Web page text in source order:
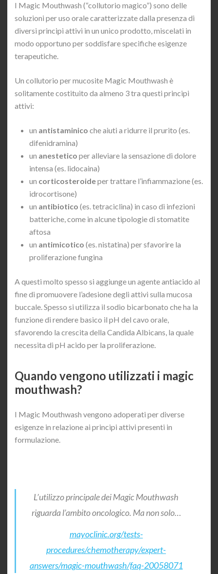
I Magic Mouthwash (“collutorio magico”) sono delle
soluzioni per uso orale caratterizzate dalla presenza di
diversi principi attivi in un unico prodotto, miscelati in
modo opportuno per soddisfare specifiche esigenze
terapeutiche.
Un collutorio per mucosite Magic Mouthwash è
solitamente costituito da almeno 3 tra questi principi
attivi:
un antistaminico che aiuti a ridurre il prurito (es.
difenidramina)
un anestetico per alleviare la sensazione di dolore
intensa (es. lidocaina)
un corticosteroideper trattare l’infiammazione (es.
idrocortisone)
un antibiotico (es. tetraciclina) in caso di infezioni
batteriche, come in alcune tipologie di stomatite
aftosa
un antimicotico (es. nistatina) per sfavorire la
proliferazione fungina
A questi molto spesso si aggiunge un agente antiacido al
fine di promuovere l’adesione degli attivi sulla mucosa
buccale. Spesso si utilizza il sodio bicarbonato che ha la
funzione di rendere basico il pH del cavo orale,
sfavorendo la crescita della Candida Albicans, la quale
necessita di pH acido per la proliferazione.
Quando vengono utilizzati i magic
mouthwash?
I Magic Mouthwash vengono adoperati per diverse
esigenze in relazione ai principi attivi presenti in
formulazione.
L’utilizzo principale dei Magic Mouthwash
riguarda l’ambito oncologico. Ma non solo…
mayoclinic.org/tests-
procedures/chemotherapy/expert-
answers/magic-mouthwash/faq-20058071